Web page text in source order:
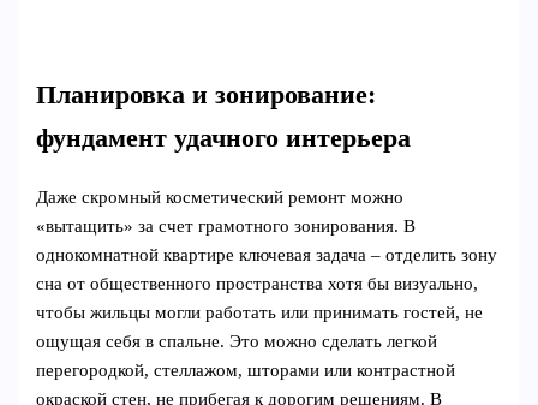
Планировка и зонирование:
фундамент удачного интерьера
Даже скромный косметический ремонт можно
«вытащить» за счет грамотного зонирования. В
однокомнатной квартире ключевая задача – отделить зону
сна от общественного пространства хотя бы визуально,
чтобы жильцы могли работать или принимать гостей, не
ощущая себя в спальне. Это можно сделать легкой
перегородкой, стеллажом, шторами или контрастной
окраской стен, не прибегая к дорогим решениям. В